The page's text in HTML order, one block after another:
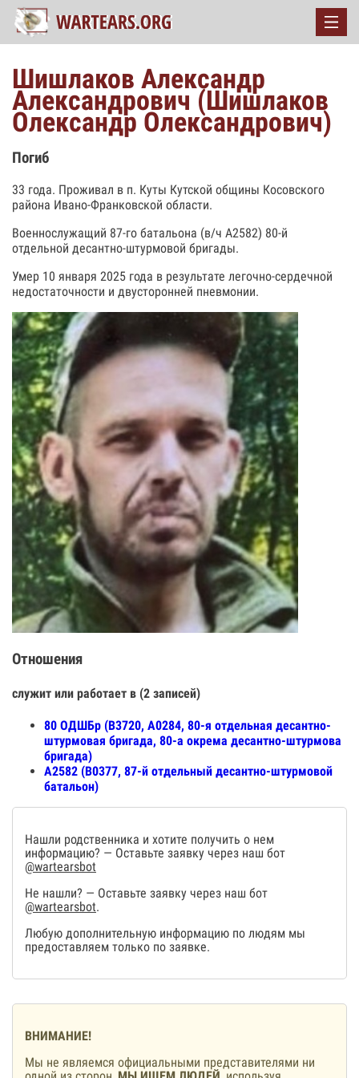
Шишлаков Александр
Александрович (Шишлаков
Олександр Олександрович)
Погиб
33 года. Проживал в п. Куты Кутской общины Косовского
района Ивано-Франковской области.
Военнослужащий 87-го батальона (в/ч А2582) 80-й
отдельной десантно-штурмовой бригады.
Умер 10 января 2025 года в результате легочно-сердечной
недостаточности и двусторонней пневмонии.
Отношения
служит или работает в (2 записей)
80 ОДШБр (В3720, А0284, 80-я отдельная десантно-
штурмовая бригада, 80-а окрема десантно-штурмова
бригада)
А2582 (В0377, 87-й отдельный десантно-штурмовой
батальон)
Нашли родственника и хотите получить о нем
информацию? — Оставьте заявку через наш бот
@wartearsbot
Не нашли? — Оставьте заявку через наш бот
@wartearsbot.
Любую дополнительную информацию по людям мы
предоставляем только по заявке.
ВНИМАНИЕ!
Мы не являемся официальными представителями ни